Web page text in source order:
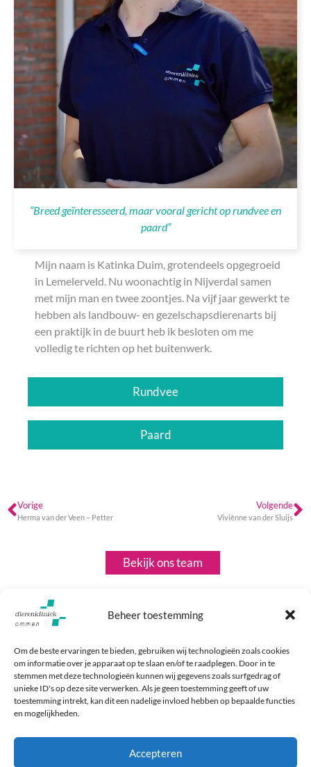
Beheer toestemming
Om de beste ervaringen te bieden, gebruiken wij technologieën zoals cookies
om informatie over je apparaat op te slaan en/of te raadplegen. Door in te
stemmen met deze technologieën kunnen wij gegevens zoals surfgedrag of
unieke ID's op deze site verwerken. Als je geen toestemming geeft of uw
toestemming intrekt, kan dit een nadelige invloed hebben op bepaalde functies
en mogelijkheden.
Accepteren
“Breed geïnteresseerd, maar vooral gericht op rundvee en
paard”
Mijn naam is Katinka Duim, grotendeels opgegroeid
in Lemelerveld. Nu woonachtig in Nijverdal samen
met mijn man en twee zoontjes. Na vijf jaar gewerkt te
hebben als landbouw- en gezelschapsdierenarts bij
een praktijk in de buurt heb ik besloten om me
volledig te richten op het buitenwerk.
Rundvee
Paard
Vorige
Herma van der Veen – Petter
Volgende
Viviènne van der Sluijs
Bekijk ons team
Baron Bentinckstraat 2